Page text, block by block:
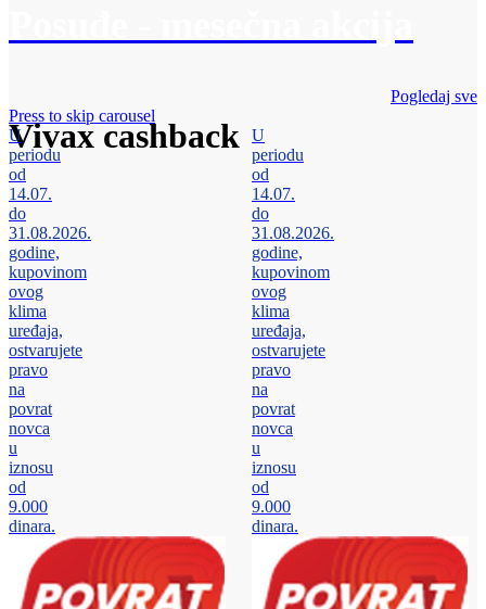
Vivax cashback
Pogledaj sve
Press to skip carousel
U
periodu
od
14.07.
do
31.08.2026.
godine,
kupovinom
ovog
klima
uređaja,
ostvarujete
pravo
na
povrat
novca
u
iznosu
od
9.000
dinara.
U
periodu
od
14.07.
do
31.08.2026.
godine,
kupovinom
ovog
klima
uređaja,
ostvarujete
pravo
na
povrat
novca
u
iznosu
od
9.000
dinara.